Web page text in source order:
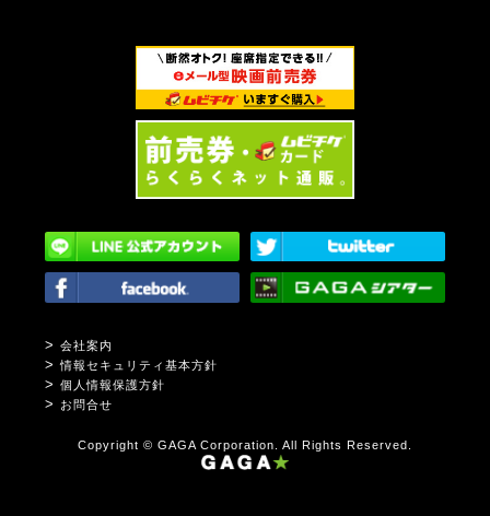
会社案内
情報セキュリティ基本方針
個人情報保護方針
お問合せ
Copyright © GAGA Corporation. All Rights Reserved.